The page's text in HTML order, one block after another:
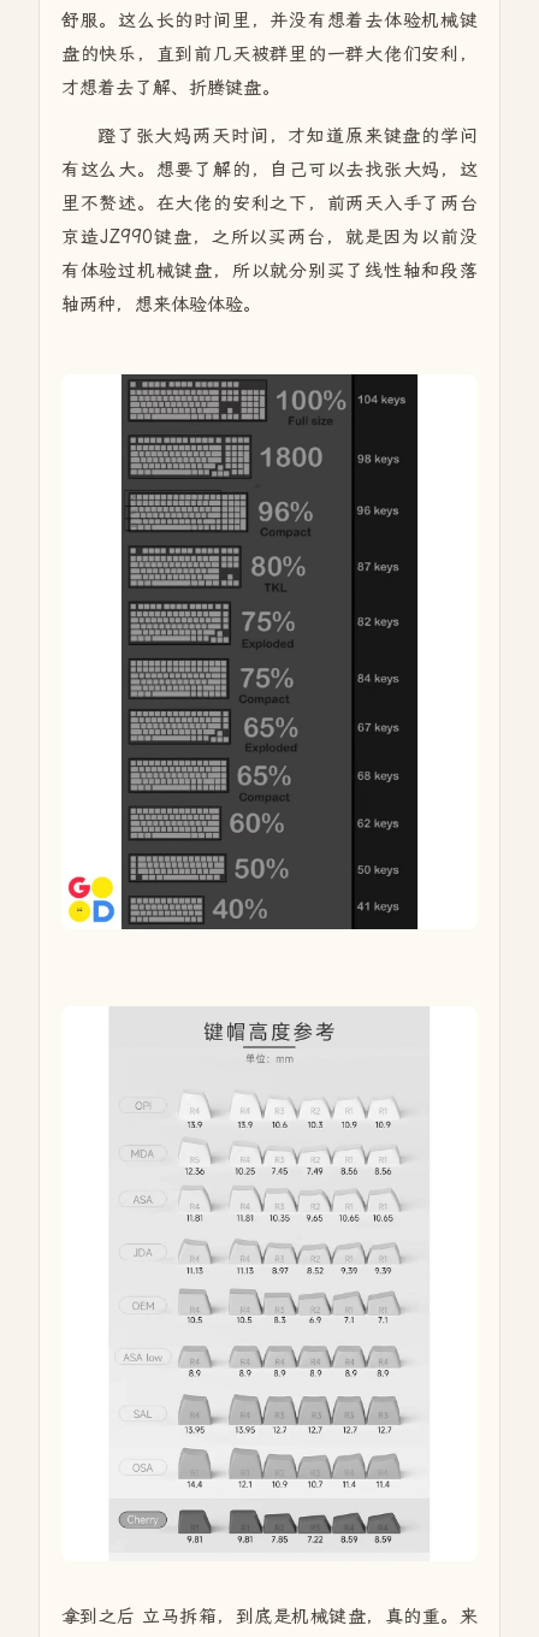
舒服。这么长的时间里，并没有想着去体验机械键
盘的快乐，直到前几天被群里的一群大佬们安利，
才想着去了解、折腾键盘。
蹬了张大妈两天时间，才知道原来键盘的学问
有这么大。想要了解的，自己可以去找张大妈，这
里不赘述。在大佬的安利之下，前两天入手了两台
京造JZ990键盘，之所以买两台，就是因为以前没
有体验过机械键盘，所以就分别买了线性轴和段落
轴两种，想来体验体验。
拿到之后 立马拆箱，到底是机械键盘，真的重。来